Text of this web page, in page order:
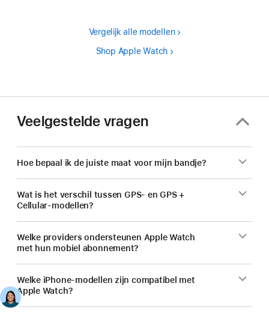
Vergelijk alle modellen
Shop Apple Watch
Veelgestelde vragen
Hoe bepaal ik de juiste maat voor mijn bandje?
Wat is het verschil tussen GPS- en GPS +
Cellular-modellen?
Welke providers ondersteunen Apple Watch
met hun mobiel abonnement?
Welke iPhone-modellen zijn compatibel met
Apple Watch?